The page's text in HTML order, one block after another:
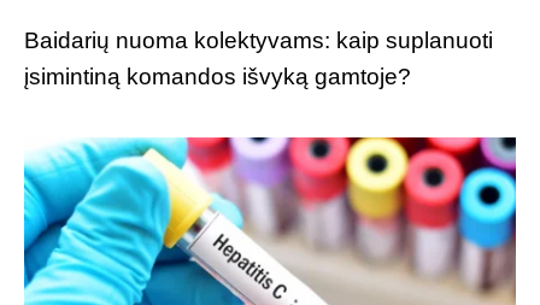
Baidarių nuoma kolektyvams: kaip suplanuoti
įsimintiną komandos išvyką gamtoje?